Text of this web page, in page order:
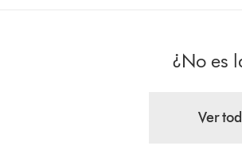
¿No es
Ver